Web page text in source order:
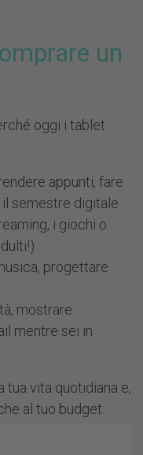
un
oggi i tablet
appunti, fare
semestre digitale
i giochi o
progettare
mostrare
mentre sei in
tua vita quotidiana e,
al tuo budget.